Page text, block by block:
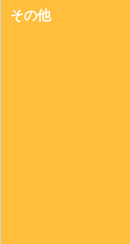
その他